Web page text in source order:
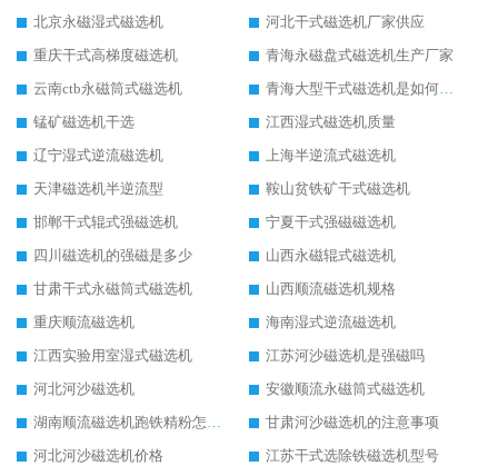
北京永磁湿式磁选机
河北干式磁选机厂家供应
重庆干式高梯度磁选机
青海永磁盘式磁选机生产厂家
云南ctb永磁筒式磁选机
青海大型干式磁选机是如何选矿的
锰矿磁选机干选
江西湿式磁选机质量
辽宁湿式逆流磁选机
上海半逆流式磁选机
天津磁选机半逆流型
鞍山贫铁矿干式磁选机
邯郸干式辊式强磁选机
宁夏干式强磁磁选机
四川磁选机的强磁是多少
山西永磁辊式磁选机
甘肃干式永磁筒式磁选机
山西顺流磁选机规格
重庆顺流磁选机
海南湿式逆流磁选机
江西实验用室湿式磁选机
江苏河沙磁选机是强磁吗
河北河沙磁选机
安徽顺流永磁筒式磁选机
湖南顺流磁选机跑铁精粉怎么处理
甘肃河沙磁选机的注意事项
河北河沙磁选机价格
江苏干式选除铁磁选机型号